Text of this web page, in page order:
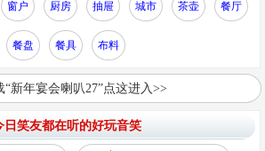
窗户 厨房 抽屉 城市 茶壶 餐厅
餐盘 餐具 布料
“新年宴会喇叭27”点这进入>>
日笑友都在听的好玩音笑